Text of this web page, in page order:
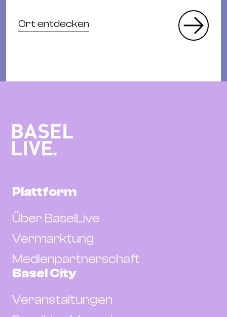
Ort entdecken
Plattform
Über BaselLive
Vermarktung
Medienpartnerschaft
Basel City
Veranstaltungen